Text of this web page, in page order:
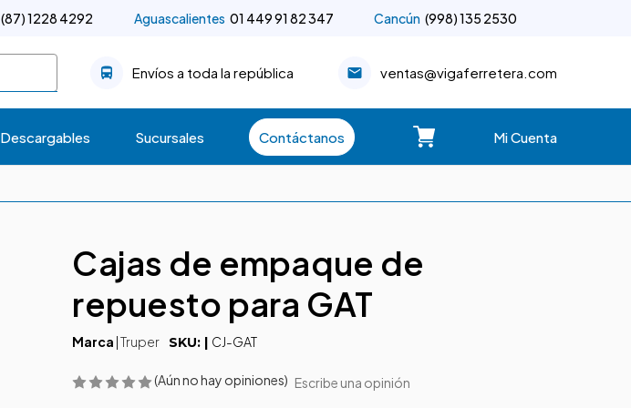
(87) 1228 4292 Aguascalientes 01 449 91 82 347 Cancún (998) 135 2530
Envíos a toda la república ventas@vigaferretera.com
Descargables Sucursales Contáctanos Mi Cuenta
Cajas de empaque de
repuesto para GAT
Marca |Truper SKU: | CJ-GAT
(Aún no hay opiniones) Escribe una opinión